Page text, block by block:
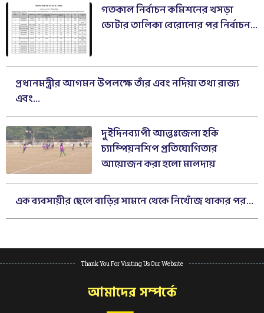
গতকাল নির্বাচন কমিশনের খসড়া
ভোটার তালিকা বেরোনোর পর নির্বাচন...
প্রধানমন্ত্রীর আগমন উপলক্ষে তাঁর এবং নদিয়া তথা রাজ্য
এবং...
দুইদিনব্যাপী আন্তঃজেলা হকি
চ্যাম্পিয়নশিপ প্রতিযোগিতার
আয়োজন করা হলো মালদায়
এক ব্যবসায়ীর ছেলে বাড়ির সামনে থেকে নিখোঁজ থাকার পর...
Thank You For Visiting Us Our Website
আমাদের সম্পর্কে